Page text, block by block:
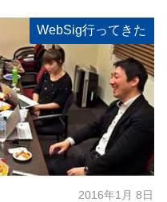
WebSig行ってきた
2016年1月 8日